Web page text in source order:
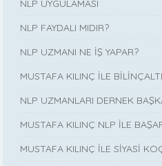
NLP UYGULAMASI
NLP FAYDALI MIDIR?
NLP UZMANI NE İŞ YAPAR?
MUSTAFA KILINÇ İLE
NLP UZMANLARI DERNEK
MUSTAFA KILINÇ NLP İLE
MUSTAFA KILINÇ İLE SİYASİ